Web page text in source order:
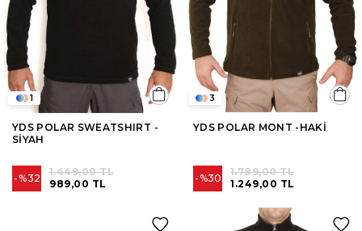
YDS POLAR SWEATSHIRT -
SİYAH
%32 989,00 TL
1.449,00 TL
1
YDS POLAR MONT -HAKİ
%30 1.249,00 TL
1.789,00 TL
3